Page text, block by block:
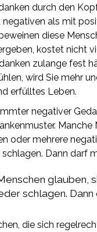
durch den
als mit
diese
kostet nicht
zulange fest
wird Sie mehr
erfülltes Leben.
negativer
oder mehrere
Dann darf
glauben,
schlagen. Dann
die sich